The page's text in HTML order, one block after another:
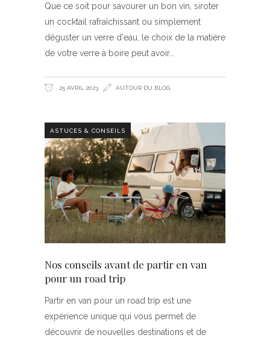
Que ce soit pour savourer un bon vin, siroter
un cocktail rafraîchissant ou simplement
déguster un verre d'eau, le choix de la matière
de votre verre à boire peut avoir
25 AVRIL 2023 AUTOUR DU BLOG
ASTUCES & CONSEILS
Nos conseils avant de partir en van
pour un road trip
Partir en van pour un road trip est une
expérience unique qui vous permet de
découvrir de nouvelles destinations et de